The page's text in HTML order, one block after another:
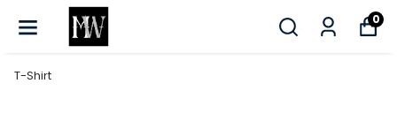
0
T-Shirt